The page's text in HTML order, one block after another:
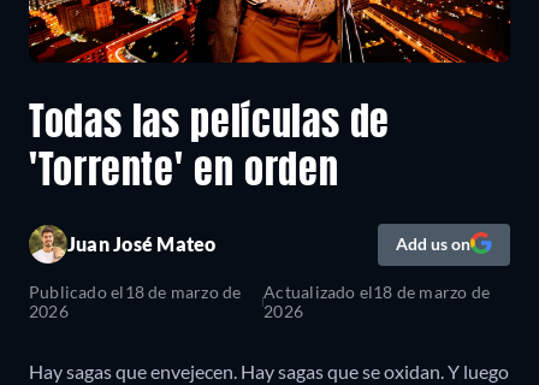
Todas las películas de
'Torrente' en orden
Juan José Mateo Add us on
Publicado el18 de marzo de
2026
Actualizado el18 de marzo de
2026
Hay sagas que envejecen. Hay sagas que se oxidan. Y luego